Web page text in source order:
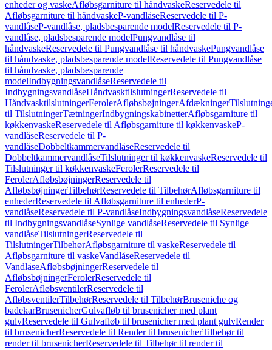
enheder og vaskeAfløbsgarniture til håndvaskeReservedele til
Afløbsgarniture til håndvaskeP-vandlåseReservedele til P-
vandlåseP-vandlåse, pladsbesparende modelReservedele til P-
vandlåse, pladsbesparende modelPungvandlåse til
håndvaskeReservedele til Pungvandlåse til håndvaskePungvandlåse
til håndvaske, pladsbesparende modelReservedele til Pungvandlåse
til håndvaske, pladsbesparende
modelIndbygningsvandlåseReservedele til
IndbygningsvandlåseHåndvasktilslutningerReservedele til
HåndvasktilslutningerFerolerAfløbsbøjningerAfdækninger
til TilslutningerTætningerIndbygningskabinetterAfløbsgarniture til
køkkenvaskeReservedele til Afløbsgarniture til køkkenvaskeP-
vandlåseReservedele til P-
vandlåseDobbeltkammervandlåseReservedele til
DobbeltkammervandlåseTilslutninger til køkkenvaskeReservedele til
Tilslutninger til køkkenvaskeFerolerReservedele til
FerolerAfløbsbøjningerReservedele til
AfløbsbøjningerTilbehørReservedele til TilbehørAfløbsgarniture til
enhederReservedele til Afløbsgarniture til enhederP-
vandlåseReservedele til P-vandlåseIndbygningsvandlåseReservedele
til IndbygningsvandlåseSynlige vandlåseReservedele til Synlige
vandlåseTilslutningerReservedele til
TilslutningerTilbehørAfløbsgarniture til vaskeReservedele til
Afløbsgarniture til vaskeVandlåseReservedele til
VandlåseAfløbsbøjningerReservedele til
AfløbsbøjningerFerolerReservedele til
FerolerAfløbsventilerReservedele til
AfløbsventilerTilbehørReservedele til TilbehørBruseniche og
badekarBrusenicherGulvafløb til brusenicher med plant
gulvReservedele til Gulvafløb til brusenicher med plant gulvRender
til brusenicherReservedele til Render til brusenicherTilbehør til
render til brusenicherReservedele til Tilbehør til render til